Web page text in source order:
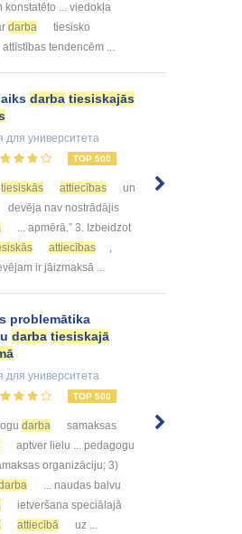
konstatēto ... viedokļa
darba
tiesisko
attīstības tendencēm ...
darba tiesiskajās
для университета
TOP 500
tiesiskās attiecības
un
devēja nav nostrādājis
... apmērā.” 3. Izbeidzot
attiecības
,
ir jāizmaksā ...
problemātika
darba tiesiskajā
для университета
TOP 500
darba
samaksas
aptver lielu ... pedagogu
organizāciju; 3)
... naudas balvu
ietveršana speciālajā
attiecībā uz ...